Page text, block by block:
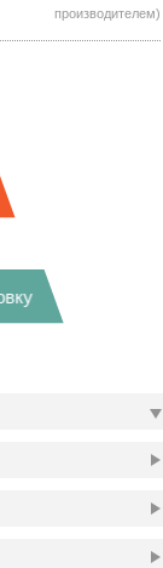
производителем)